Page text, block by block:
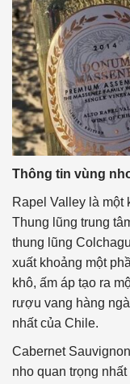
Thông tin vùng
Rapel Valley là
Thung lũng trung
thung lũng
xuất khoảng một
khô, ấm áp tạo ra
rượu vang hàng
nhất của Chile.
Cabernet
nho quan trọng